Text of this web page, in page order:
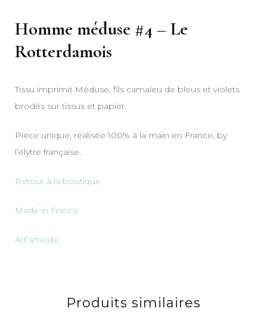
Homme méduse #4 – Le
Rotterdamois
Tissu imprimé Méduse, fils camaïeu de bleus et violets
brodés sur tissus et papier.
Pièce unique, réalisée 100% à la main en France, by
l’élytre française.
Retour à la boutique
Made in France
Art’smode
Produits similaires